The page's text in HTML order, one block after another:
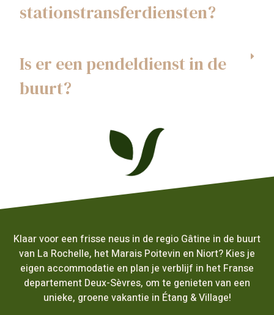
stationstransferdiensten?
Is er een pendeldienst in de
buurt?
Klaar voor een frisse neus in de regio Gâtine in de buurt
van La Rochelle, het Marais Poitevin en Niort? Kies je
eigen accommodatie en plan je verblijf in het Franse
departement Deux-Sèvres, om te genieten van een
unieke, groene vakantie in Étang & Village!